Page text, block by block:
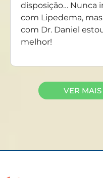
disposição… Nunca
com Lipedema,
com Dr. Daniel
melhor!
VER